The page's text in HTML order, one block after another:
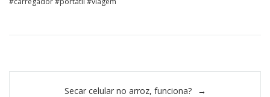
Secar celular no arroz, funciona?